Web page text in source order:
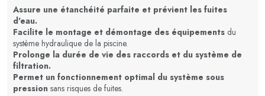
Assure une étanchéité parfaite et prévient les fuites
d'eau.
Facilite le montage et démontage des équipements du
système hydraulique de la piscine.
Prolonge la durée de vie des raccords et du système de
filtration.
Permet un fonctionnement optimal du système sous
pression sans risques de fuites.